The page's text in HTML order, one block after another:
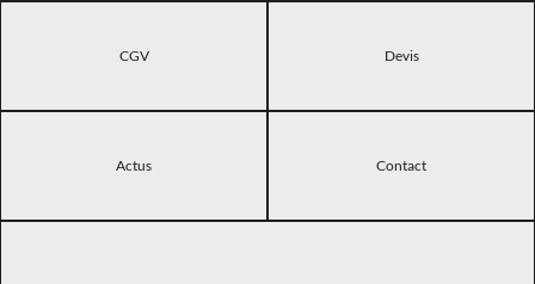
CGV Devis
Actus Contact